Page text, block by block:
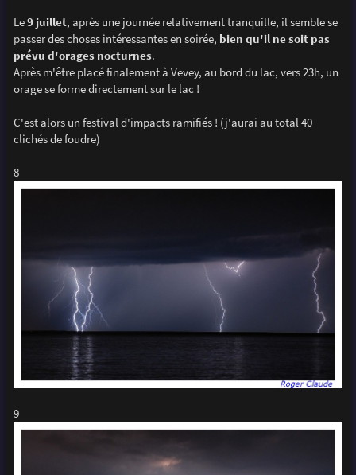
Le9 juillet, après une journée relativement tranquille, il semble se
passer des choses intéressantes en soirée, bien qu'il ne soit pas
prévu d'orages nocturnes.
Après m'être placé finalement à Vevey, au bord du lac, vers 23h, un
orage se forme directement sur le lac !
C'est alors un festival d'impacts ramifiés ! (j'aurai au total 40
clichés de foudre)
8
9